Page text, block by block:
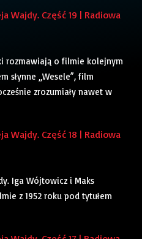
Wajdy. Część 19 | Radiowa
rozmawiają o filmie kolejnym
słynne „Wesele”, film
zrozumiały nawet w
Wajdy. Część 18 | Radiowa
Iga Wójtowicz i Maks
z 1952 roku pod tytułem